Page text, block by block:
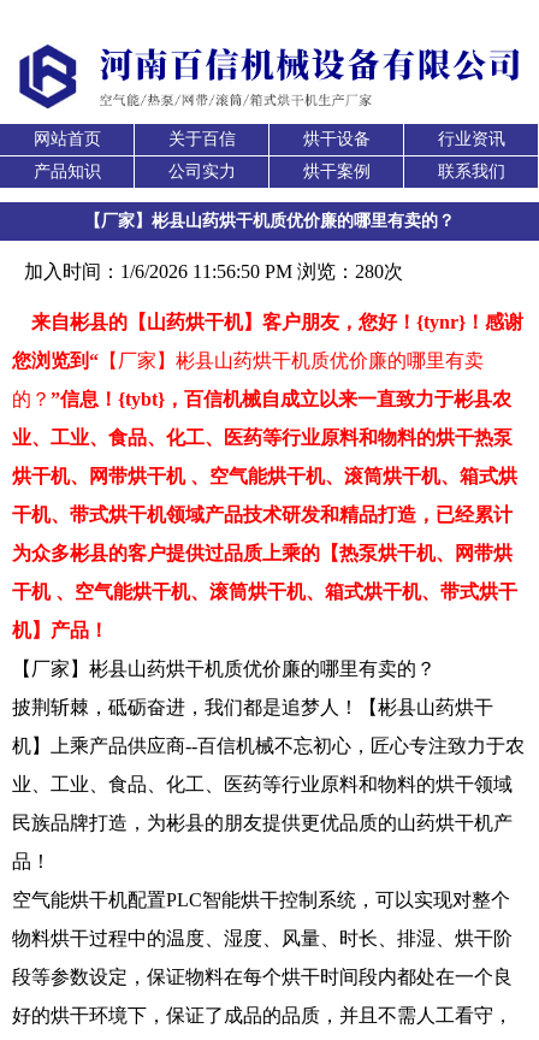
网站首页 关于百信 烘干设备
行业资讯
产品知识
公司实力 烘干案例 联系我们
【厂家】彬县山药烘干机质优价廉的哪里有卖的？
加入时间：1/6/2026 11:56:50 PM 浏览：280次
来自彬县的【山药烘干机】客户朋友，您好！{tynr}！感谢
您浏览到“ 【厂家】彬县山药烘干机质优价廉的哪里有卖
的？ ”信息！{tybt}，百信机械自成立以来一直致力于彬县农
业、工业、食品、化工、医药等行业原料和物料的烘干热泵
烘干机、网带烘干机 、空气能烘干机、滚筒烘干机、箱式烘
干机、带式烘干机领域产品技术研发和精品打造，已经累计
为众多彬县的客户提供过品质上乘的【热泵烘干机、网带烘
干机 、空气能烘干机、滚筒烘干机、箱式烘干机、带式烘干
机】产品！
【厂家】彬县山药烘干机质优价廉的哪里有卖的？
披荆斩棘，砥砺奋进，我们都是追梦人！【彬县山药烘干
机】上乘产品供应商--百信机械不忘初心，匠心专注致力于农
业、工业、食品、化工、医药等行业原料和物料的烘干领域
民族品牌打造，为彬县的朋友提供更优品质的山药烘干机产
品！
空气能烘干机配置PLC智能烘干控制系统，可以实现对整个
物料烘干过程中的温度、湿度、风量、时长、排湿、烘干阶
段等参数设定，保证物料在每个烘干时间段内都处在一个良
好的烘干环境下，保证了成品的品质，并且不需人工看守，